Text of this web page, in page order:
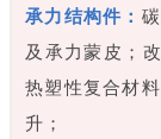
承力结构件：
及承力蒙皮；
热塑性复合材
升；